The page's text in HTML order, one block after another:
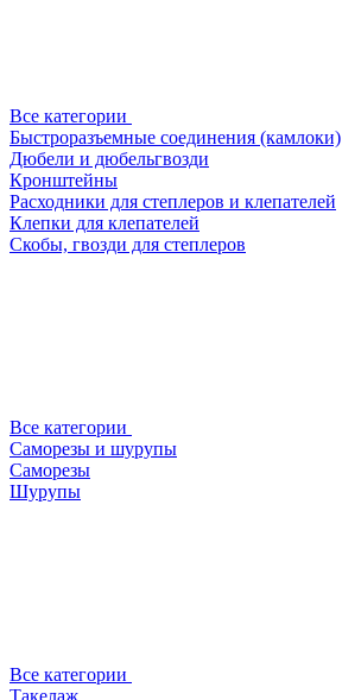
Все категории
Быстроразъемные соединения (камлоки)
Дюбели и дюбельгвозди
Кронштейны
Расходники для степлеров и клепателей
Клепки для клепателей
Скобы, гвозди для степлеров
Все категории
Саморезы и шурупы
Саморезы
Шурупы
Все категории
Такелаж